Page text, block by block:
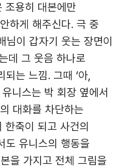
조용히 대본에만
하게 해주신다. 극 중
님이 갑자기 웃는 장면이
데 그 웃음 하나로
는 느낌. 그때 ‘아,
니스는 박 회장 옆에서
대화를 차단하는
한축이 되고 사건의
도 유니스의 행동을
을 가지고 전체 그림을